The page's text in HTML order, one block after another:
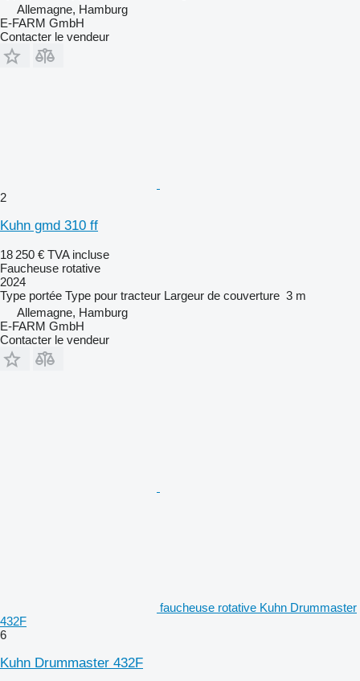
Allemagne, Hamburg
E-FARM GmbH
Contacter le vendeur
2
Kuhn gmd 310 ff
18 250 € TVA incluse
Faucheuse rotative
2024
Type portée Type pour tracteur Largeur de couverture 3 m
Allemagne, Hamburg
E-FARM GmbH
Contacter le vendeur
faucheuse rotative Kuhn Drummaster
432F
6
Kuhn Drummaster 432F